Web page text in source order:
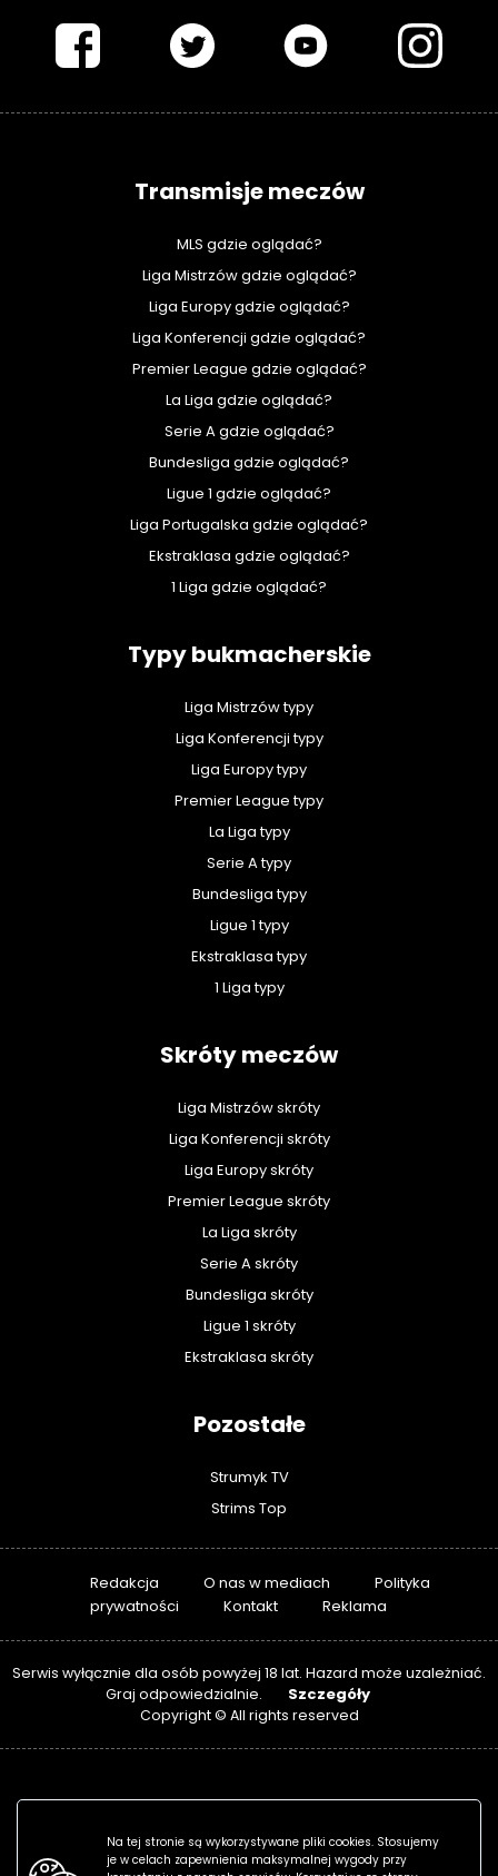
Transmisje meczów
MLS gdzie oglądać?
Liga Mistrzów gdzie oglądać?
Liga Europy gdzie oglądać?
Liga Konferencji gdzie oglądać?
Premier League gdzie oglądać?
La Liga gdzie oglądać?
Serie A gdzie oglądać?
Bundesliga gdzie oglądać?
Ligue 1 gdzie oglądać?
Liga Portugalska gdzie oglądać?
Ekstraklasa gdzie oglądać?
1 Liga gdzie oglądać?
Typy bukmacherskie
Liga Mistrzów typy
Liga Konferencji typy
Liga Europy typy
Premier League typy
La Liga typy
Serie A typy
Bundesliga typy
Ligue 1 typy
Ekstraklasa typy
1 Liga typy
Skróty meczów
Liga Mistrzów skróty
Liga Konferencji skróty
Liga Europy skróty
Premier League skróty
La Liga skróty
Serie A skróty
Bundesliga skróty
Ligue 1 skróty
Ekstraklasa skróty
Pozostałe
Strumyk TV
Strims Top
Redakcja O nas w mediach
Polityka
prywatności
Kontakt Reklama
Serwis wyłącznie dla osób powyżej 18 lat. Hazard może uzależniać.
Graj odpowiedzialnie.
Szczegóły
Copyright © All rights reserved
Na tej stronie są wykorzystywane pliki cookies. Stosujemy
je w celach zapewnienia maksymalnej wygody przy